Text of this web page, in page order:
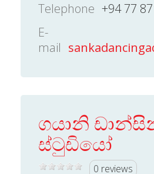
Telephone +94 77
E-
mail
ගයානි
ස්ටුඩියෝ
0 reviews